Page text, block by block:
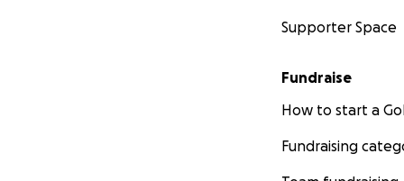
Supporter Space
Fundraise
How to start a
Fundraising